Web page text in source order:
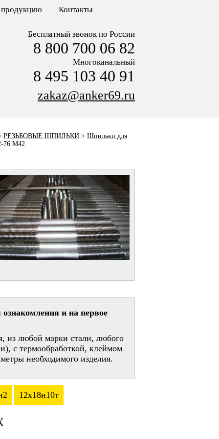
РЕЗЬБОВЫЕ ШПИЛЬКИ > Шпильки для
76 M42
и на первое
из любой марки стали, любого
с термообработкой, клеймом
необходимого изделия.
12х18н10т
продукцию Контакты
Бесплатный звонок по России
8 800 700 06 82
Многоканальный
8 495 103 40 91
zakaz@anker69.ru